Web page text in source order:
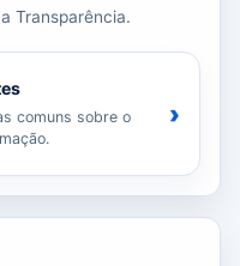
Transparência.
comuns sobre o
›